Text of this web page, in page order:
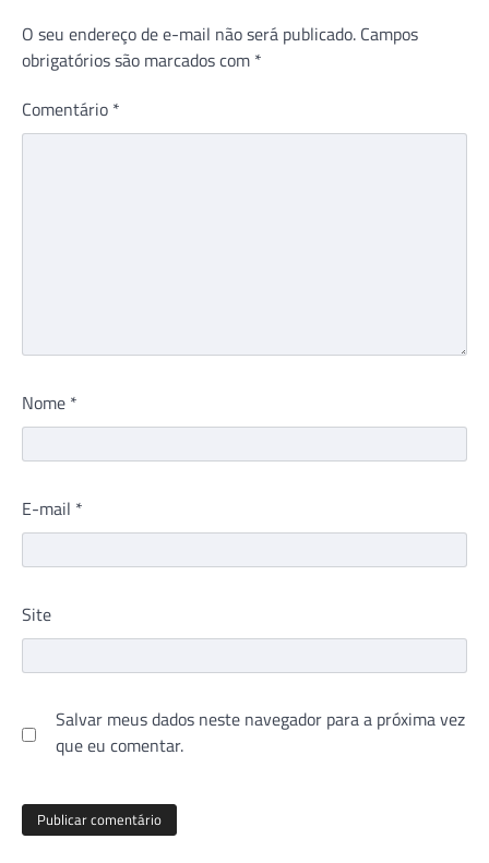
O seu endereço de e-mail não será publicado. Campos
obrigatórios são marcados com *
Comentário *
Nome *
E-mail *
Site
Salvar meus dados neste navegador para a próxima vez
que eu comentar.